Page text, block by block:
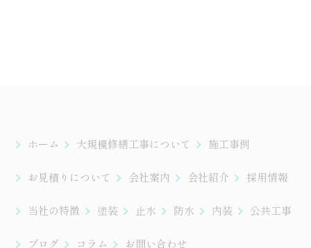
ホーム 大規模修繕工事について 施工事例
お見積りについて 会社案内 会社紹介 採用情報
当社の特徴 塗装 止水 防水 内装 公共工事
ブログ コラム お問い合わせ